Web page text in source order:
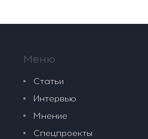
Меню
Статьи
Интервью
Мнение
Спецпроекты